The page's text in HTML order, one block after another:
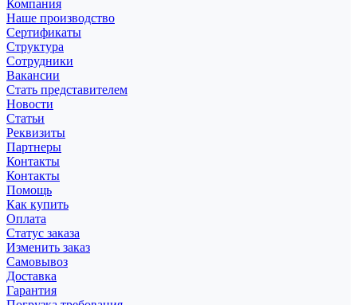
Компания
Наше производство
Сертификаты
Структура
Сотрудники
Вакансии
Стать представителем
Новости
Статьи
Реквизиты
Партнеры
Контакты
Контакты
Помощь
Как купить
Оплата
Статус заказа
Изменить заказ
Самовывоз
Доставка
Гарантия